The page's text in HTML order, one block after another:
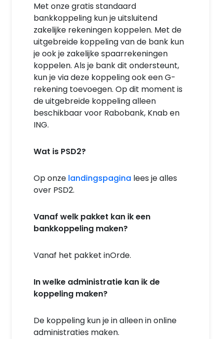
Met onze gratis standaard
bankkoppeling kun je uitsluitend
zakelijke rekeningen koppelen. Met de
uitgebreide koppeling van de bank kun
je ook je zakelijke spaarrekeningen
koppelen. Als je bank dit ondersteunt,
kun je via deze koppeling ook een G-
rekening toevoegen. Op dit moment is
de uitgebreide koppeling alleen
beschikbaar voor Rabobank, Knab en
ING.
Wat is PSD2?
Op onze landingspagina lees je alles
over PSD2.
Vanaf welk pakket kan ik een
bankkoppeling maken?
Vanaf het pakket inOrde.
In welke administratie kan ik de
koppeling maken?
De koppeling kun je in alleen in online
administraties maken.